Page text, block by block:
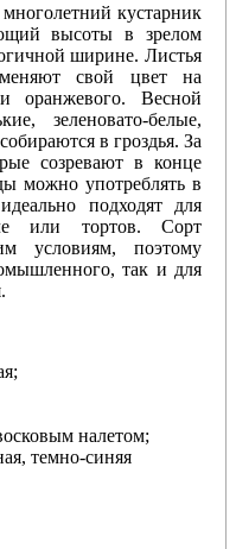
кустарник
высоты в зрелом
ширине. Листья
свой цвет на
оранжевого. Весной
зеленовато-белые,
в гроздья. За
созревают в конце
можно употреблять в
подходят для
или тортов. Сорт
условиям, поэтому
так и для
налетом;
темно-синяя